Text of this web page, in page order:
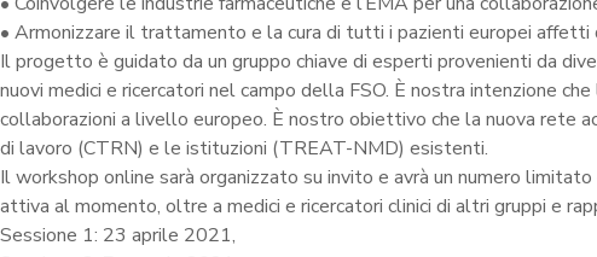
• Armonizzare il trattamento e la cura di tutti i pazienti europei affetti
Il progetto è guidato da un gruppo chiave di esperti provenienti da
nuovi medici e ricercatori nel campo della FSO. È nostra intenzione
collaborazioni a livello europeo. È nostro obiettivo che la nuova rete
di lavoro (CTRN) e le istituzioni (TREAT-NMD) esistenti.
Il workshop online sarà organizzato su invito e avrà un numero
attiva al momento, oltre a medici e ricercatori clinici di altri gruppi e
Sessione 1: 23 aprile 2021,